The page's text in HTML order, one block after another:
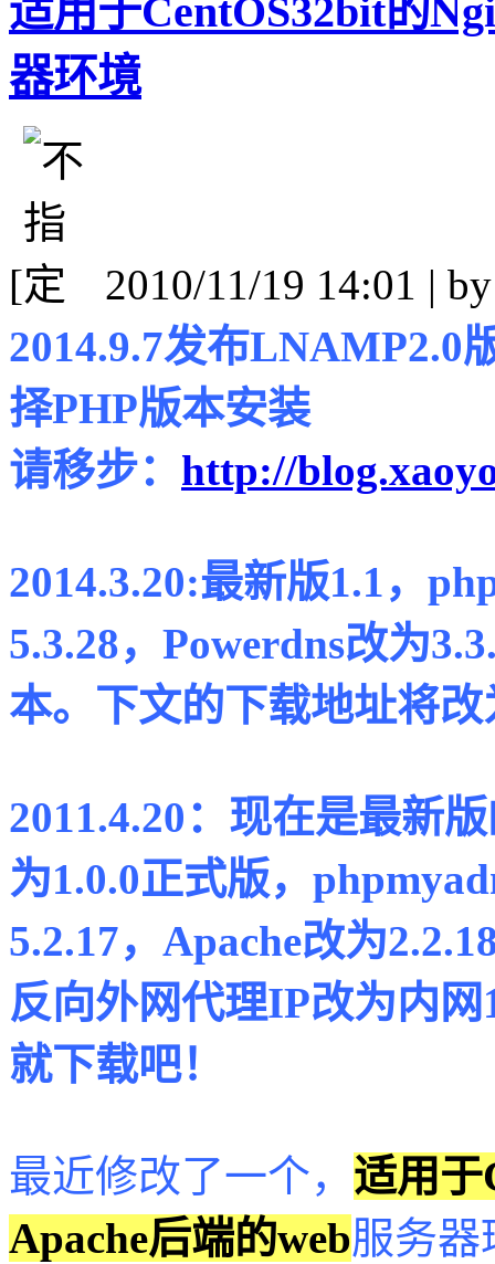
适用于CentOS32bit的
器环境
[
2010/11/19 14:01 |
2014.9.7发布LNAMP2.0
择PHP版本安装
请移步： http://
2014.3.20:最新版1.1，
5.3.28，Powerdns改为
本。下文的下载地址将
2011.4.20：现在是最新
为1.0.0正式版，
5.2.17，Apache改为
反向外网代理IP改为内
就下载吧！
最近修改了一个， 适用于
Apache后端的web服务器